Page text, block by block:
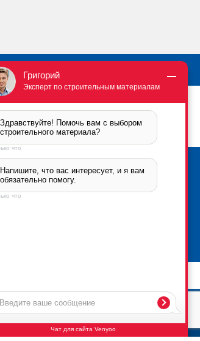
Брикфорд Москва
105005
Бауманская, 6с2
Григорий
Эксперт по строительным материалам
Здравствуйте! Помочь вам с выбором
строительного материала?
что
Напишите, что вас интересует, и я вам
обязательно помогу.
что
Чат для сайта Venyoo